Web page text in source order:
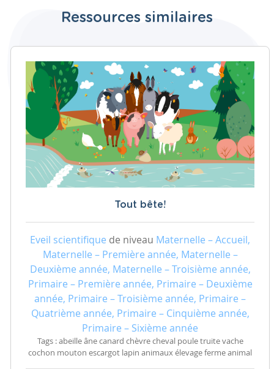
Ressources similaires
Tout bête!
Eveil scientifique de niveau Maternelle – Accueil,
Maternelle – Première année, Maternelle –
Deuxième année, Maternelle – Troisième année,
Primaire – Première année, Primaire – Deuxième
année, Primaire – Troisième année, Primaire –
Quatrième année, Primaire – Cinquième année,
Primaire – Sixième année
Tags : abeille âne canard chèvre cheval poule truite vache
cochon mouton escargot lapin animaux élevage ferme animal